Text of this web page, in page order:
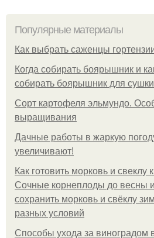
Популярные материалы
Как выбрать саженцы
Когда собирать боярышник и
собирать боярышник для сушки
Сорт картофеля эльмундо.
выращивания
Дачные работы в жаркую
увеличивают!
Как готовить морковь и
Сочные корнеплоды до весны
сохранить морковь и свёклу
разных условий
Способы ухода за виноградом